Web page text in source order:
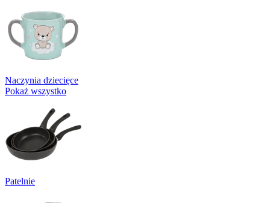
Naczynia dziecięce
Pokaż wszystko
Patelnie